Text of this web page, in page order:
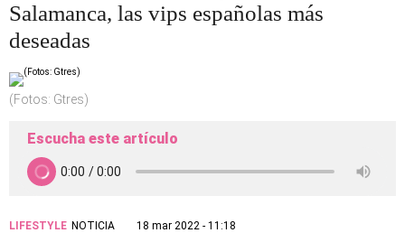
Salamanca, las vips españolas más
deseadas
(Fotos: Gtres)
Escucha este artículo
LIFESTYLE NOTICIA
18 mar 2022 - 11:18